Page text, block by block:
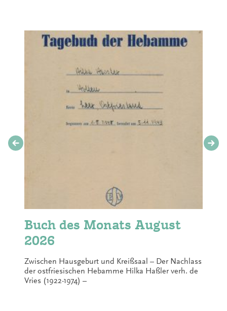
Buch des Monats August
2026
Zwischen Hausgeburt und Kreißsaal – Der Nachlass
der ostfriesischen Hebamme Hilka Haßler verh. de
Vries (1922-1974) –